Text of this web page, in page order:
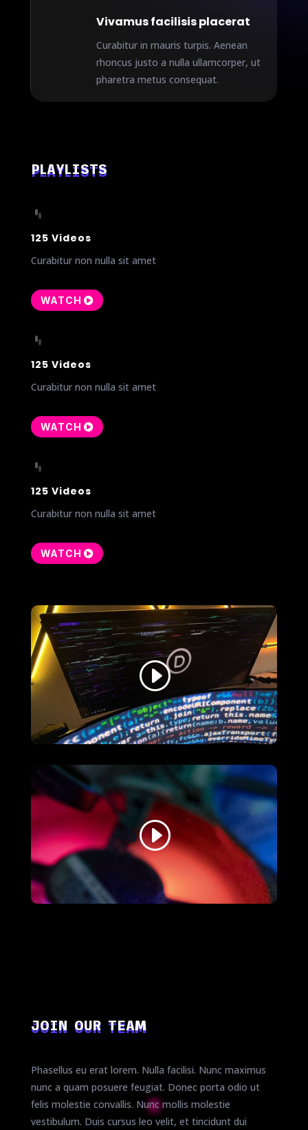
Vivamus facilisis placerat
Curabitur in mauris turpis. Aenean
rhoncus justo a nulla ullamcorper, ut
pharetra metus consequat.
PLAYLISTS
125 Videos
Curabitur non nulla sit amet
WATCH
125 Videos
Curabitur non nulla sit amet
WATCH
125 Videos
Curabitur non nulla sit amet
WATCH
JOIN OUR TEAM
Phasellus eu erat lorem. Nulla facilisi. Nunc maximus
nunc a quam posuere feugiat. Donec porta odio ut
felis molestie convallis. Nunc mollis molestie
vestibulum. Duis cursus leo velit, et tincidunt dui